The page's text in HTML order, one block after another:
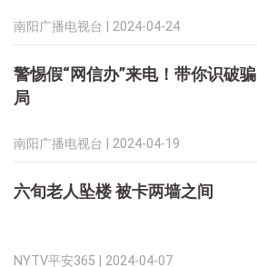
南阳广播电视台 | 2024-04-24
警惕假“网信办”来电！带你识破骗
局
南阳广播电视台 | 2024-04-19
六旬老人坠楼 被卡两墙之间
NYTV平安365 | 2024-04-07